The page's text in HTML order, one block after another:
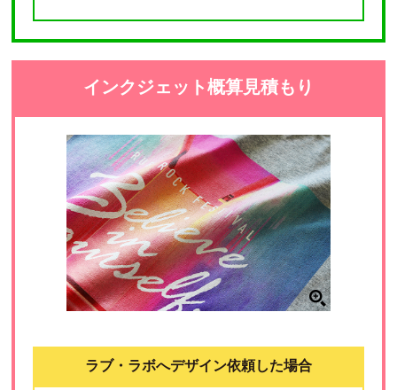
インクジェット概算見積もり
ラブ・ラボへデザイン依頼した場合